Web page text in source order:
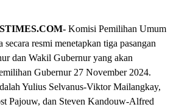
Komisi Pemilihan Umum
resmi menetapkan tiga pasangan
dan Wakil Gubernur yang akan
Gubernur 27 November 2024.
Yulius Selvanus-Viktor Mailangkay,
Pajouw, dan Steven Kandouw-Alfred